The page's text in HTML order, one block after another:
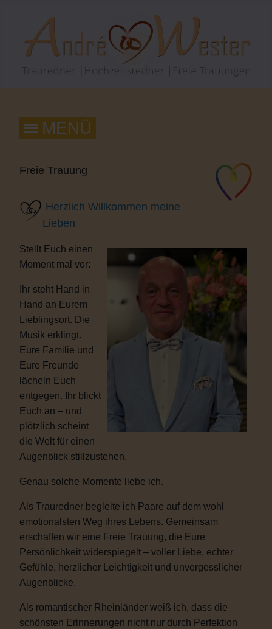
Freie Trauung
Herzlich Willkommen meine
Lieben
Stellt Euch einen
Moment mal vor:
Ihr steht Hand in
Hand an Eurem
Lieblingsort. Die
Musik erklingt.
Eure Familie und
Eure Freunde
lächeln Euch
entgegen. Ihr blickt
Euch an – und
plötzlich scheint
die Welt für einen
Augenblick stillzustehen.
Genau solche Momente liebe ich.
Als Trauredner begleite ich Paare auf dem wohl
emotionalsten Weg ihres Lebens. Gemeinsam
erschaffen wir eine Freie Trauung, die Eure
Persönlichkeit widerspiegelt – voller Liebe, echter
Gefühle, herzlicher Leichtigkeit und unvergesslicher
Augenblicke.
Als romantischer Rheinländer weiß ich, dass die
schönsten Erinnerungen nicht nur durch Perfektion